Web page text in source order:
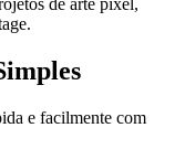
de arte pixel,
e facilmente com